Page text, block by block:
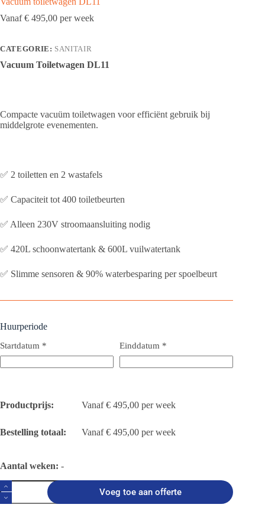
€ 495,00
CATEGORIE: SANITAIR
Vacuum Toiletwagen DL11
Compacte vacuüm toiletwagen voor efficiënt gebruik bij
middelgrote evenementen.
✅ 2 toiletten en 2 wastafels
✅ Capaciteit tot 400 toiletbeurten
✅ Alleen 230V stroomaansluiting nodig
✅ 420L schoonwatertank & 600L vuilwatertank
✅ Slimme sensoren & 90% waterbesparing per spoelbeurt
Huurperiode
Startdatum * Einddatum *
Productprijs: € 495,00
Bestelling totaal: € 495,00
Aantal weken: -
Vacuüm
toiletwagen
DL11
Voeg toe aan offerte